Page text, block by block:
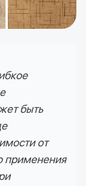
быть
от
применения